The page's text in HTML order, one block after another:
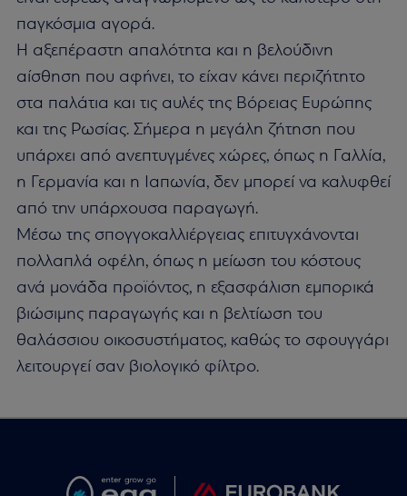
παγκόσμια αγορά.
Η αξεπέραστη απαλότητα και η βελούδινη
αίσθηση που αφήνει, το είχαν κάνει περιζήτητο
στα παλάτια και τις αυλές της Βόρειας Ευρώπης
και της Ρωσίας. Σήμερα η μεγάλη ζήτηση που
υπάρχει από ανεπτυγμένες χώρες, όπως η Γαλλία,
η Γερμανία και η Ιαπωνία, δεν μπορεί να καλυφθεί
από την υπάρχουσα παραγωγή.
Μέσω της σπογγοκαλλιέργειας επιτυγχάνονται
πολλαπλά οφέλη, όπως η μείωση του κόστους
ανά μονάδα προϊόντος, η εξασφάλιση εμπορικά
βιώσιμης παραγωγής και η βελτίωση του
θαλάσσιου οικοσυστήματος, καθώς το σφουγγάρι
λειτουργεί σαν βιολογικό φίλτρο.